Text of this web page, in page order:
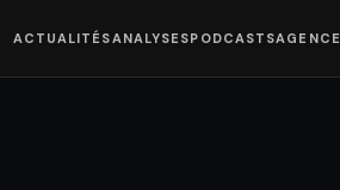
ACTUALITÉSANALYSESPODCASTSAGENCE